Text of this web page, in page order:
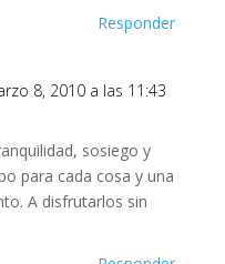
Responder
8, 2010 a las 11:43
sosiego y
para cada cosa y una
A disfrutarlos sin